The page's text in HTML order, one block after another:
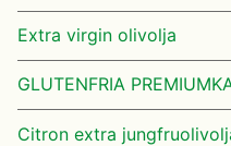
Extra virgin olivolja
GLUTENFRIA
Citron extra